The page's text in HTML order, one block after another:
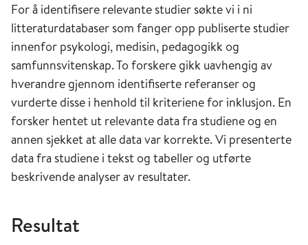
For å identifisere relevante studier søkte vi i ni
litteraturdatabaser som fanger opp publiserte studier
innenfor psykologi, medisin, pedagogikk og
samfunnsvitenskap. To forskere gikk uavhengig av
hverandre gjennom identifiserte referanser og
vurderte disse i henhold til kriteriene for inklusjon. En
forsker hentet ut relevante data fra studiene og en
annen sjekket at alle data var korrekte. Vi presenterte
data fra studiene i tekst og tabeller og utførte
beskrivende analyser av resultater.
Resultat